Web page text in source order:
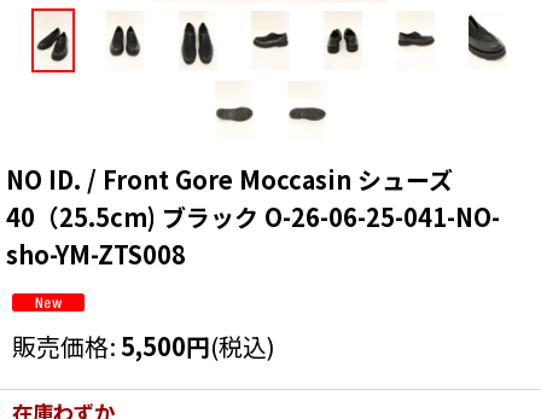
NO ID. / Front Gore Moccasin シューズ
40（25.5cm) ブラック O-26-06-25-041-NO-
sho-YM-ZTS008
販売価格:5,500円(税込)
在庫わずか